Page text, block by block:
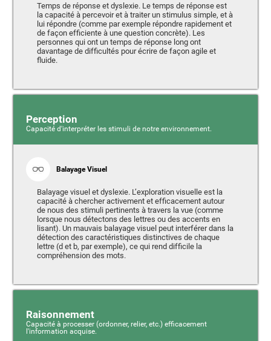
Temps de réponse et dyslexie. Le temps de réponse est
la capacité à percevoir et à traiter un stimulus simple, et à
lui répondre (comme par exemple répondre rapidement et
de façon efficiente à une question concrète). Les
personnes qui ont un temps de réponse long ont
davantage de difficultés pour écrire de façon agile et
fluide.
Perception
Capacité d'interpréter les stimuli de notre environnement.
Balayage Visuel
Balayage visuel et dyslexie. L’exploration visuelle est la
capacité à chercher activement et efficacement autour
de nous des stimuli pertinents à travers la vue (comme
lorsque nous détectons des lettres ou des accents en
lisant). Un mauvais balayage visuel peut interférer dans la
détection des caractéristiques distinctives de chaque
lettre (d et b, par exemple), ce qui rend difficile la
compréhension des mots.
Raisonnement
Capacité à processer (ordonner, relier, etc.) efficacement
l'information acquise.